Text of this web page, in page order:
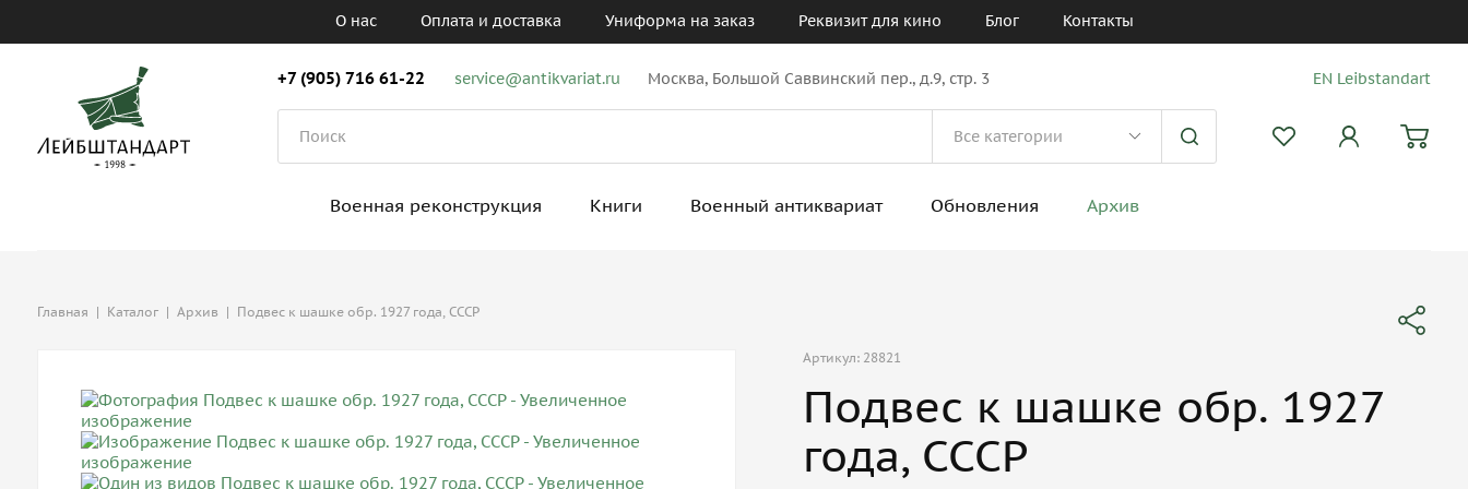
О нас Оплата и доставка Униформа на заказ Реквизит для кино Блог Контакты
+7 (905) 716 61-22 service@antikvariat.ru Москва, Большой Саввинский пер., д.9, стр. 3 EN Leibstandart
Военная реконструкция Книги Военный антиквариат Обновления Архив
Главная | Каталог | Архив | Подвес к шашке обр. 1927 года, СССР
Артикул: 28821
Подвес к шашке обр. 1927
года, СССР